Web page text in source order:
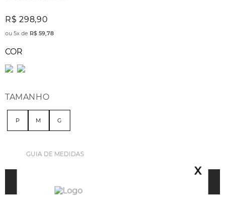
X
R$ 298,90
ou 5x de R$ 59,78
TAMANHO
P M G
GUIA DE MEDIDAS